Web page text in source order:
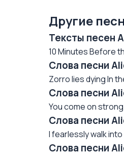
Другие
Тексты песен
10 Minutes Before
Слова песни
Zorro lies dying In
Слова песни
You come on
Слова песни
I fearlessly walk
Слова песни